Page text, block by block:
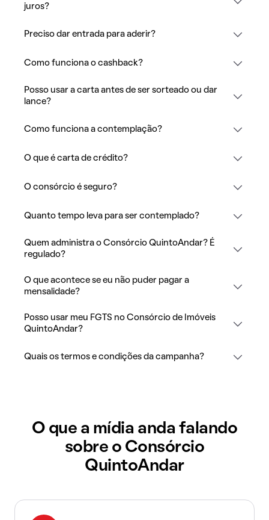
juros?
Preciso dar entrada para aderir?
Como funciona o cashback?
Posso usar a carta antes de ser sorteado ou dar
lance?
Como funciona a contemplação?
O que é carta de crédito?
O consórcio é seguro?
Quanto tempo leva para ser contemplado?
Quem administra o Consórcio QuintoAndar? É
regulado?
O que acontece se eu não puder pagar a
mensalidade?
Posso usar meu FGTS no Consórcio de Imóveis
QuintoAndar?
Quais os termos e condições da campanha?
O que a mídia anda falando
sobre o Consórcio
QuintoAndar